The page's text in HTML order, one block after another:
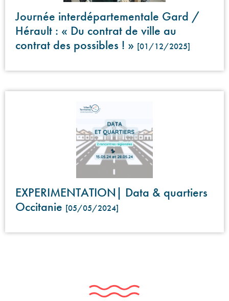
Journée interdépartementale Gard /
Hérault : « Du contrat de ville au
contrat des possibles ! » [01/12/2025]
EXPERIMENTATION| Data & quartiers
Occitanie [05/05/2024]